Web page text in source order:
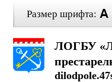
Размер шрифта:
ЛОГБУ